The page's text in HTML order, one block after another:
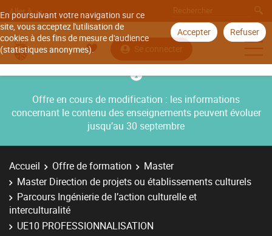
En poursuivant votre navigation sur ce
site, vous acceptez l'utilisation de
cookies à des fins de mesure d'audience
(statistiques anonymes).
Accepter Refuser
Aller à
Se connecter
Offre en cours de modification : les informations
concernant le contenu des enseignements peuvent évoluer
jusqu’au 30 septembre
Accueil Offre de formation
Master
Master Direction de projets ou établissements culturels
Parcours Ingénierie de l’action culturelle et
interculturalité
UE10 PROFESSIONNALISATION